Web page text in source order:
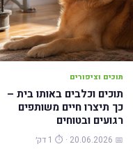
תוכים וציפורים
תוכים וכלבים באותו בית –
כך תיצרו חיים משותפים
רגועים ובטוחים
📅 20.06.2026 · ⏱️ 1 דק׳